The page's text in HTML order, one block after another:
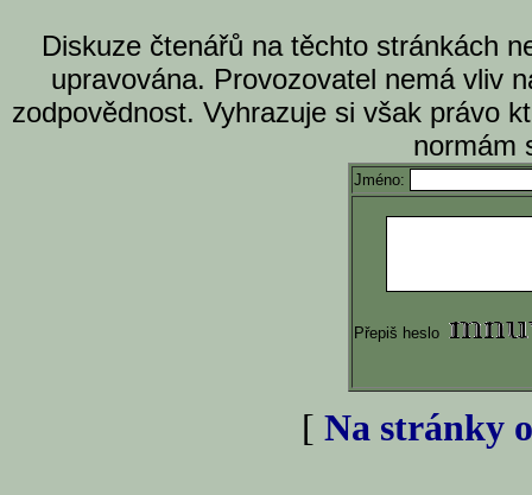
Diskuze čtenářů na těchto stránkách
upravována. Provozovatel nemá vliv
zodpovědnost. Vyhrazuje si však právo
normám
Jméno:
Přepiš heslo
[ Na stránky